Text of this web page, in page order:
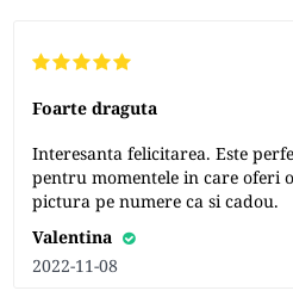
Foarte draguta
Interesanta felicitarea. Este
pentru momentele in care oferi o
pictura pe numere ca si cadou.
Valentina
2022-11-08